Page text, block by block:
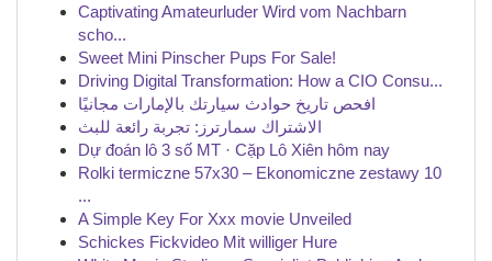
Captivating Amateurluder Wird vom Nachbarn
scho...
Sweet Mini Pinscher Pups For Sale!
Driving Digital Transformation: How a CIO Consu...
افحص تاريخ حوادث سيارتك بالإمارات مجانيًا
الاشتراك سمارترز: تجربة رائعة للبث
Dự đoán lô 3 số MT · Cặp Lô Xiên hôm nay
Rolki termiczne 57x30 – Ekonomiczne zestawy 10
...
A Simple Key For Xxx movie Unveiled
Schickes Fickvideo Mit williger Hure